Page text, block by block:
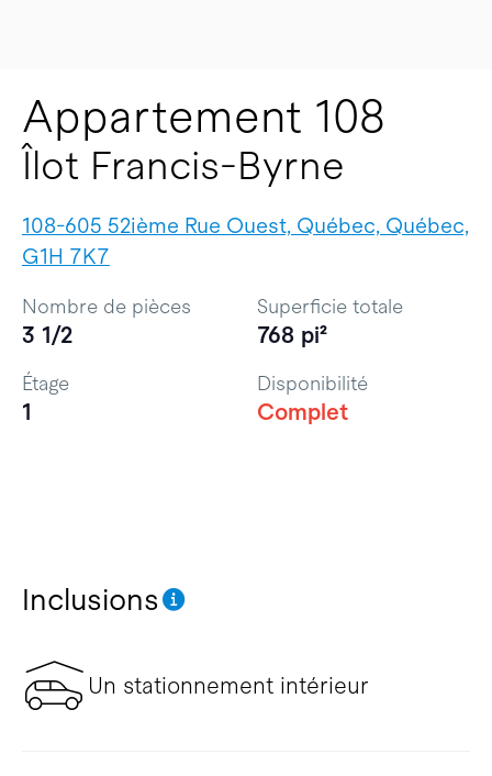
Appartement 108
Îlot Francis-Byrne
108-605 52ième Rue Ouest, Québec, Québec,
G1H 7K7
Inclusions
Un stationnement intérieur
Nombre de pièces
3 1/2
Superficie totale
768 pi²
Étage
1
Disponibilité
Complet